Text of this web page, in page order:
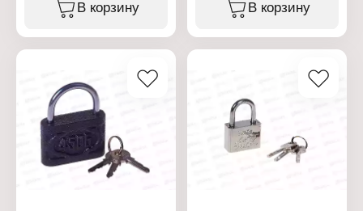
Размер: 63 мм
В корзину
гравировка. В комплекте
Навесные замки широко
различных бытовых и
помещениях.
Предназначен для
запирания гаражей,
складов, магазинов и
других помещений.
В корзину